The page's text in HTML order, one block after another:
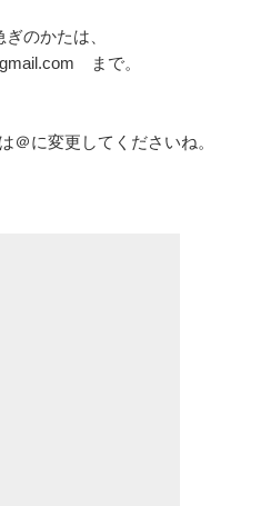
のかたは、
まで。
＠に変更してくださいね。